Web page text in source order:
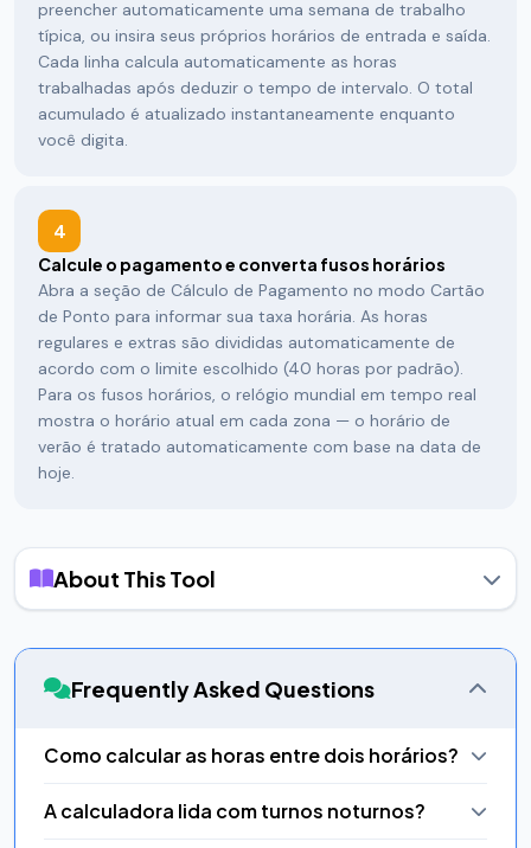
preencher automaticamente uma semana de trabalho
típica, ou insira seus próprios horários de entrada e saída.
Cada linha calcula automaticamente as horas
trabalhadas após deduzir o tempo de intervalo. O total
acumulado é atualizado instantaneamente enquanto
você digita.
4
Calcule o pagamento e converta fusos horários
Abra a seção de Cálculo de Pagamento no modo Cartão
de Ponto para informar sua taxa horária. As horas
regulares e extras são divididas automaticamente de
acordo com o limite escolhido (40 horas por padrão).
Para os fusos horários, o relógio mundial em tempo real
mostra o horário atual em cada zona — o horário de
verão é tratado automaticamente com base na data de
hoje.
About This Tool
cálculo de tempo, criado para todos, de freelancers que
coordenam diferentes fusos horários. Ela cobre todos os
O modo Duração calcula a diferença exata entre dois
Frequently Asked Questions
Como calcular as horas entre dois horários?
os campos de hora, minuto e segundo, além dos botões
A calculadora lida com turnos noturnos?